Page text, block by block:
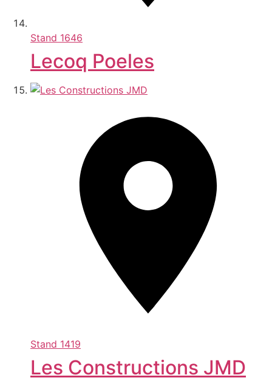
Stand 1646
Lecoq Poeles
Stand 1419
Les Constructions JMD